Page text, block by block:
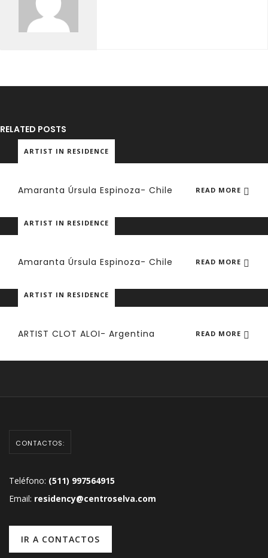
RELATED POSTS
ARTIST IN RESIDENCE
Amaranta Úrsula Espinoza- Chile READ MORE
ARTIST IN RESIDENCE
Amaranta Úrsula Espinoza- Chile READ MORE
ARTIST IN RESIDENCE
ARTIST CLOT ALOI- Argentina READ MORE
CONTACTOS:
Teléfono: (511) 997564915
Email: residency@centroselva.com
IR A CONTACTOS